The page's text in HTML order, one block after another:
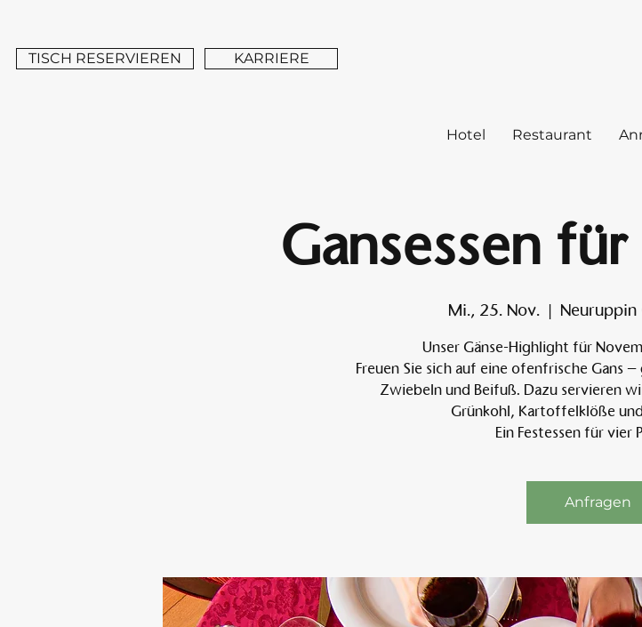
TISCH RESERVIEREN KARRIERE
Hotel Restaurant
Gansessen
Mi., 25. Nov.
  |
Unser Gänse-Highlight für
Freuen Sie sich auf eine ofenfrische Gans
Zwiebeln und Beifuß. Dazu servieren
Grünkohl, Kartoffelklöße
Ein Festessen für vier
Anfragen